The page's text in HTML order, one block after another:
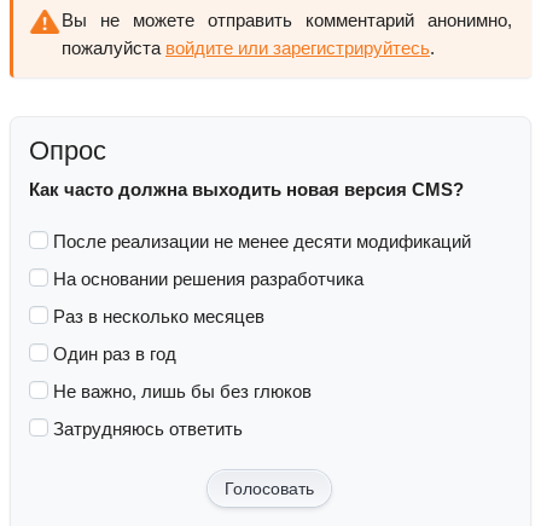
Вы не можете отправить комментарий анонимно,
пожалуйста войдите или зарегистрируйтесь.
Опрос
Как часто должна выходить новая версия CMS?
После реализации не менее десяти модификаций
На основании решения разработчика
Раз в несколько месяцев
Один раз в год
Не важно, лишь бы без глюков
Затрудняюсь ответить
Голосовать